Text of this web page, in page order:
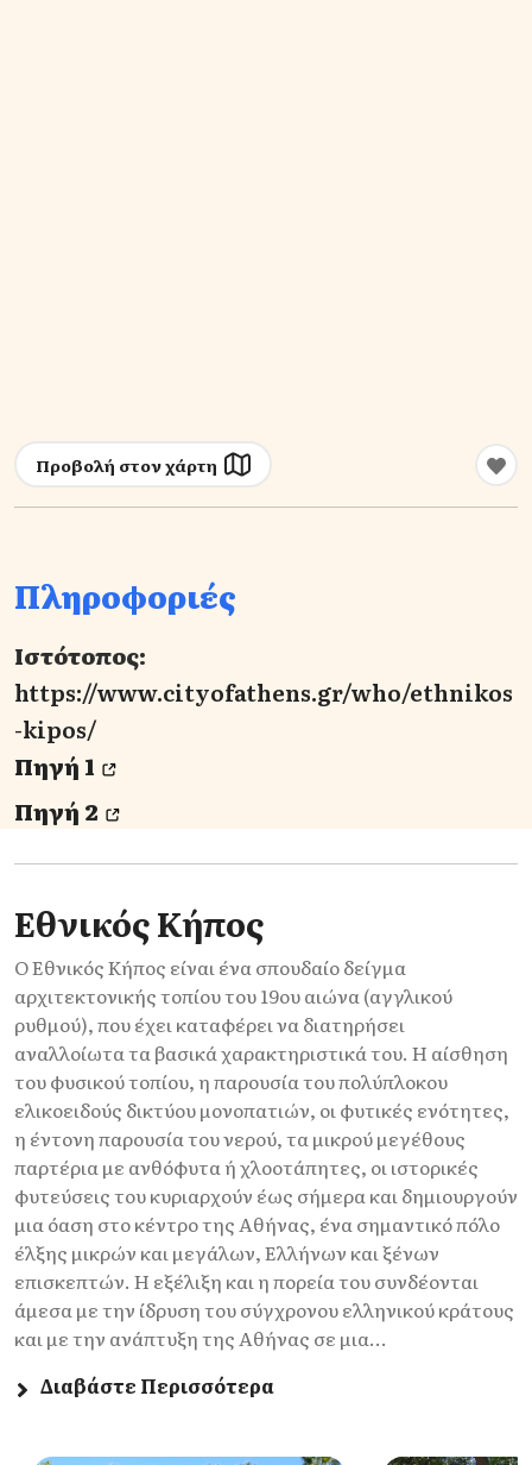
Προβολή στον χάρτη
Πληροφοριές
Ιστότοπος:
https://www.cityofathens.gr/who/ethnikos
-kipos/
Πηγή 1
Πηγή 2
Εθνικός Κήπος
Ο Εθνικός Κήπος είναι ένα σπουδαίο δείγμα
αρχιτεκτονικής τοπίου του 19ου αιώνα (αγγλικού
ρυθμού), που έχει καταφέρει να διατηρήσει
αναλλοίωτα τα βασικά χαρακτηριστικά του. Η αίσθηση
του φυσικού τοπίου, η παρουσία του πολύπλοκου
ελικοειδούς δικτύου μονοπατιών, οι φυτικές ενότητες,
η έντονη παρουσία του νερού, τα μικρού μεγέθους
παρτέρια με ανθόφυτα ή χλοοτάπητες, οι ιστορικές
φυτεύσεις του κυριαρχούν έως σήμερα και δημιουργούν
μια όαση στο κέντρο της Αθήνας, ένα σημαντικό πόλο
έλξης μικρών και μεγάλων, Ελλήνων και ξένων
επισκεπτών. Η εξέλιξη και η πορεία του συνδέονται
άμεσα με την ίδρυση του σύγχρονου ελληνικού κράτους
και με την ανάπτυξη της Αθήνας σε μια...
Διαβάστε Περισσότερα